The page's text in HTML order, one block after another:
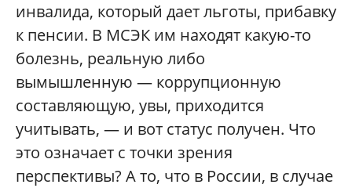
инвалида, который дает льготы, прибавку
к пенсии. В МСЭК им находят какую-то
болезнь, реальную либо
вымышленную — коррупционную
составляющую, увы, приходится
учитывать, — и вот статус получен. Что
это означает с точки зрения
перспективы? А то, что в России, в случае